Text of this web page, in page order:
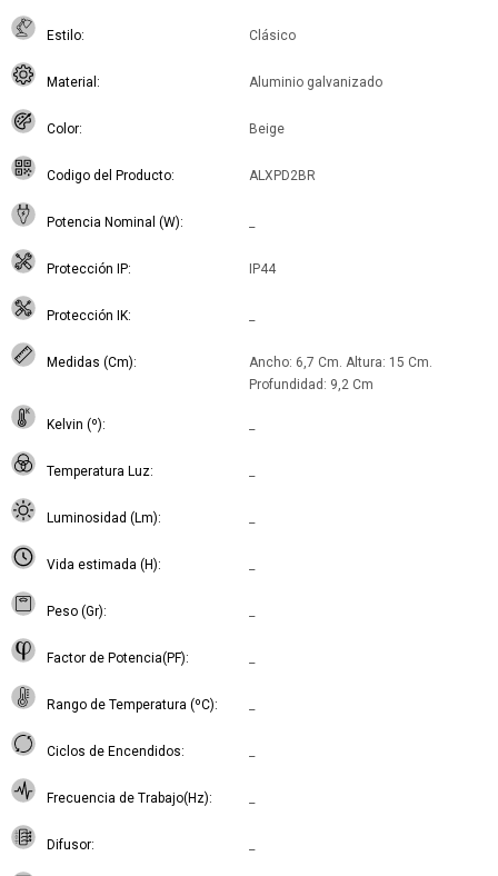
Estilo Clásico
Material Aluminio galvanizado
Color Beige
Codigo del Producto ALXPD2BR
Potencia Nominal (W)
Protección IP IP44
Protección IK
Medidas (Cm)
Ancho: 6,7 Cm. Altura: 15 Cm.
Profundidad: 9,2 Cm
Kelvin (º)
Temperatura Luz
Luminosidad (Lm)
Vida estimada (H)
Peso (Gr)
Factor de Potencia(PF)
Rango de Temperatura (ºC)
Ciclos de Encendidos
Frecuencia de Trabajo(Hz)
Difusor